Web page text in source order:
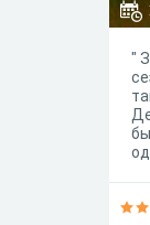
"